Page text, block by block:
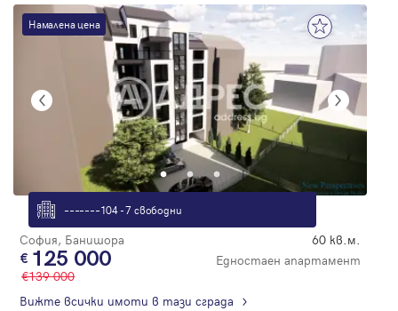
Намалена цена
–––––––104 - 7 свободни
София, Банишора 60 кв.м.
125 000
Едностаен апартамент
139 000
Вижте всички имоти в тази сграда